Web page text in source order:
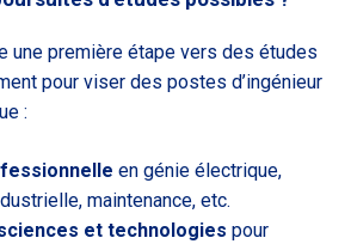
une première étape vers des études
pour viser des postes d’ingénieur
:
en génie électrique,
maintenance, etc.
et technologies pour